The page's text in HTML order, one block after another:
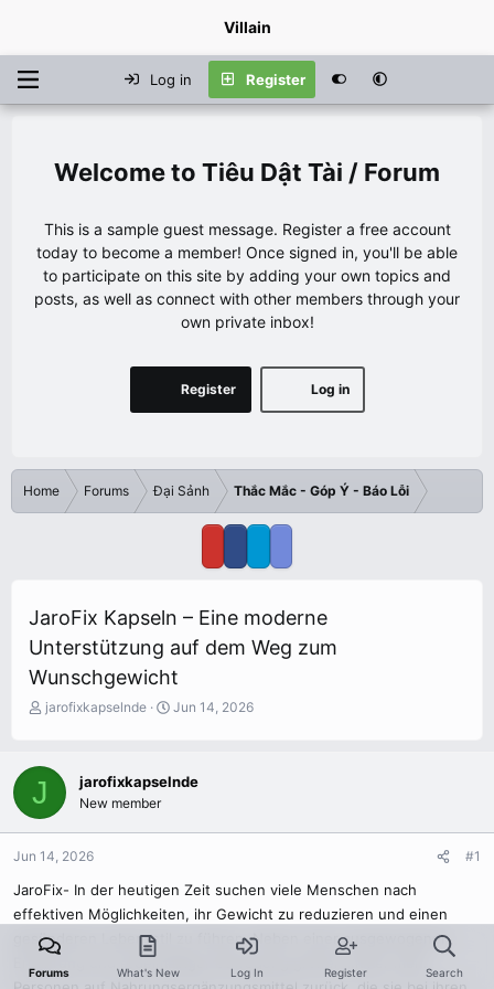
Villain
Log in Register
Tiêu Dật Tài / Forum
This is a sample guest message. Register a free account
today to become a member! Once signed in, you'll be able
to participate on this site by adding your own topics and
posts, as well as connect with other members through your
own private inbox!
Log in
Register
Home Forums Đại Sảnh Thắc Mắc - Góp Ý - Báo Lỗi
JaroFix Kapseln – Eine moderne
Unterstützung auf dem Weg zum
Wunschgewicht
T
e
a
d
a
r
e
r
jarofixkapselnde
S
t
Jun 14, 2026
J jarofixkapselnde
New member
Jun 14, 2026 #1
JaroFix- In der heutigen Zeit suchen viele Menschen nach
effektiven Möglichkeiten, ihr Gewicht zu reduzieren und einen
gesünderen Lebensstil zu führen. Neben einer ausgewogenen
Ernährung und regelmäßiger Bewegung greifen immer mehr
Forums What's New Log In Register Search